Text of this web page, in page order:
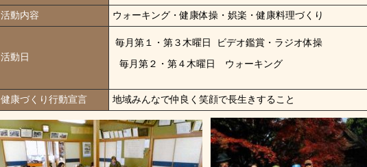
活動内容
ウォーキング・健康体操・娯楽・健康料理づくり
活動日
毎月第１・第３木曜日 ビデオ鑑賞・ラジオ体操
毎月第２・第４木曜日 ウォーキング
健康づくり行動宣言 地域みんなで仲良く笑顔で長生きすること